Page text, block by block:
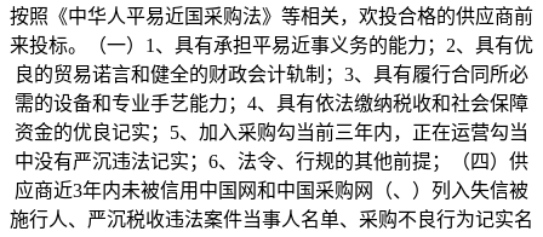
按照《中华人平易近国采购法》等相关，欢投合格的供应商前
来投标。（一）1、具有承担平易近事义务的能力；2、具有优
良的贸易诺言和健全的财政会计轨制；3、具有履行合同所必
需的设备和专业手艺能力；4、具有依法缴纳税收和社会保障
资金的优良记实；5、加入采购勾当前三年内，正在运营勾当
中没有严沉违法记实；6、法令、行规的其他前提；（四）供
应商近3年内未被信用中国网和中国采购网（、）列入失信被
施行人、严沉税收违法案件当事人名单、采购不良行为记实名